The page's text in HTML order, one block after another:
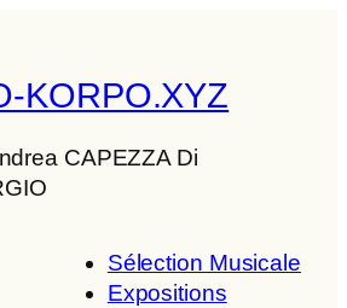
KORPO.XYZ
CAPEZZA Di
Sélection Musicale
Expositions